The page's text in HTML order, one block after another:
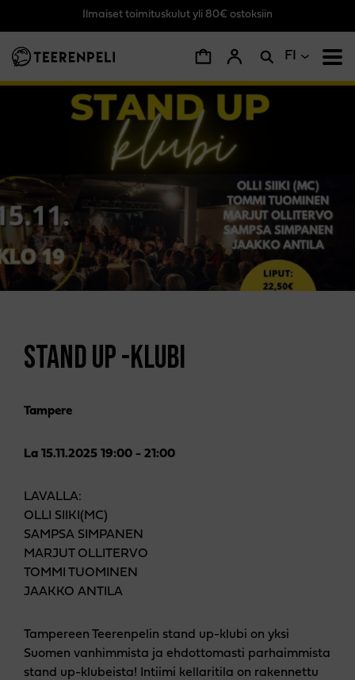
Ilmaiset toimituskulut yli 80€ ostoksiin
FI
STAND UP -KLUBI
Tampere
La 15.11.2025 19:00 - 21:00
LAVALLA:
OLLI SIIKI(MC)
SAMPSA SIMPANEN
MARJUT OLLITERVO
TOMMI TUOMINEN
JAAKKO ANTILA
Tampereen Teerenpelin stand up-klubi on yksi
Suomen vanhimmista ja ehdottomasti parhaimmista
stand up-klubeista! Intiimi kellaritila on rakennettu